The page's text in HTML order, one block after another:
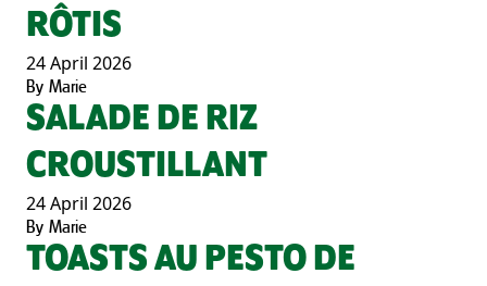
RÔTIS
24 April 2026
By Marie
SALADE DE RIZ
CROUSTILLANT
24 April 2026
By Marie
TOASTS AU PESTO DE